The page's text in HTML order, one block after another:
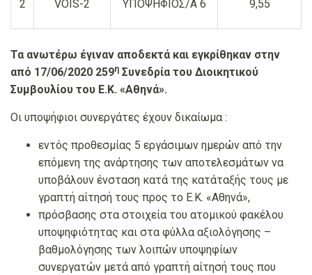
2 VOIS-2 ΥΠΟΨΗΦΙΟΣ/Α 6 9,55
Τα ανωτέρω έγιναν αποδεκτά και εγκρίθηκαν στην
από 17/06/2020 259η Συνεδρία του Διοικητικού
Συμβουλίου του Ε.Κ. «Αθηνά».
Οι υποψήφιοι συνεργάτες έχουν δικαίωμα :
εντός προθεσμίας 5 εργάσιμων ημερών από την
επόμενη της ανάρτησης των αποτελεσμάτων να
υποβάλουν ένσταση κατά της κατάταξής τους με
γραπτή αίτησή τους προς το Ε.Κ. «Αθηνά»,
πρόσβασης στα στοιχεία του ατομικού φακέλου
υποψηφιότητας και στα φύλλα αξιολόγησης –
βαθμολόγησης των λοιπών υποψηφίων
συνεργατών μετά από γραπτή αίτησή τους που